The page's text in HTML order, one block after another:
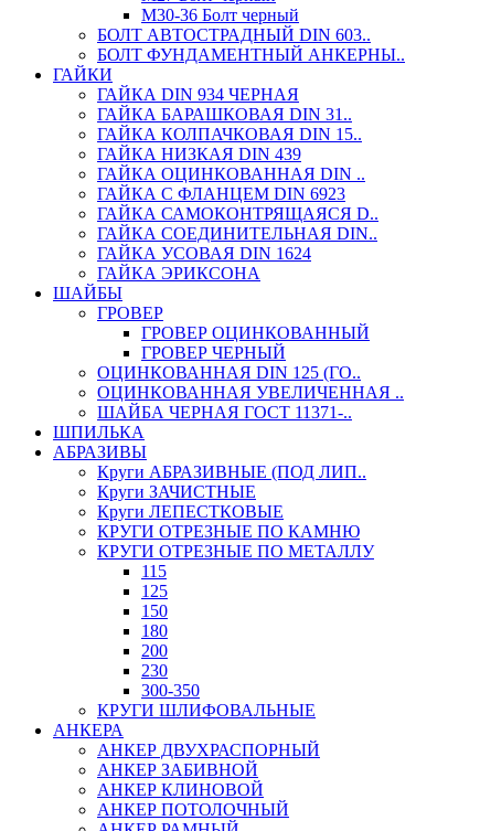
М30-36 Болт черный
БОЛТ АВТОСТРАДНЫЙ DIN 603..
БОЛТ ФУНДАМЕНТНЫЙ АНКЕРНЫ..
ГАЙКИ
ГАЙКА DIN 934 ЧЕРНАЯ
ГАЙКА БАРАШКОВАЯ DIN 31..
ГАЙКА КОЛПАЧКОВАЯ DIN 15..
ГАЙКА НИЗКАЯ DIN 439
ГАЙКА ОЦИНКОВАННАЯ DIN ..
ГАЙКА С ФЛАНЦЕМ DIN 6923
ГАЙКА САМОКОНТРЯЩАЯСЯ D..
ГАЙКА СОЕДИНИТЕЛЬНАЯ DIN..
ГАЙКА УСОВАЯ DIN 1624
ГАЙКА ЭРИКСОНА
ШАЙБЫ
ГРОВЕР
ГРОВЕР ОЦИНКОВАННЫЙ
ГРОВЕР ЧЕРНЫЙ
ОЦИНКОВАННАЯ DIN 125 (ГО..
ОЦИНКОВАННАЯ УВЕЛИЧЕННАЯ ..
ШАЙБА ЧЕРНАЯ ГОСТ 11371-..
ШПИЛЬКА
АБРАЗИВЫ
Круги АБРАЗИВНЫЕ (ПОД ЛИП..
Круги ЗАЧИСТНЫЕ
Круги ЛЕПЕСТКОВЫЕ
КРУГИ ОТРЕЗНЫЕ ПО КАМНЮ
КРУГИ ОТРЕЗНЫЕ ПО МЕТАЛЛУ
115
125
150
180
200
230
300-350
КРУГИ ШЛИФОВАЛЬНЫЕ
АНКЕРА
АНКЕР ДВУХРАСПОРНЫЙ
АНКЕР ЗАБИВНОЙ
АНКЕР КЛИНОВОЙ
АНКЕР ПОТОЛОЧНЫЙ